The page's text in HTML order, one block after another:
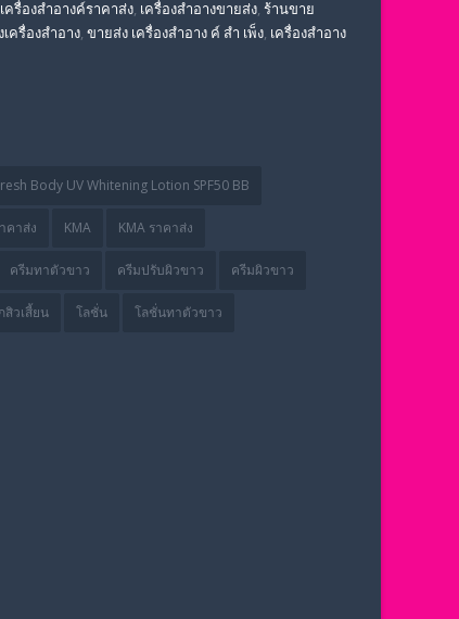
ครื่องสําอางค์ราคาส่ง, เครื่องสําอางขายส่ง, ร้านขาย
ครื่องสําอาง, ขายส่ง เครื่องสำอาง ค์ สำ เพ็ง, เครื่องสำอาง
Body UV Whitening Lotion SPF50 BB
คาส่ง KMA KMA ราคาส่ง
ครีมทาตัวขาว ครีมปรับผิวขาว ครีมผิวขาว
สิวเสี้ยน โลชั่น โลชั่นทาตัวขาว